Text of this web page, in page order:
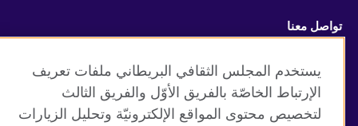
تواصل معنا
Facebook Instagram
Twitter TikTok
يستخدم المجلس الثقافي البريطاني ملفات تعريف
الإرتباط الخاصّة بالفريق الأوّل والفريق الثالث
لتخصيص محتوى المواقع الإلكترونيّة وتحليل الزيارات